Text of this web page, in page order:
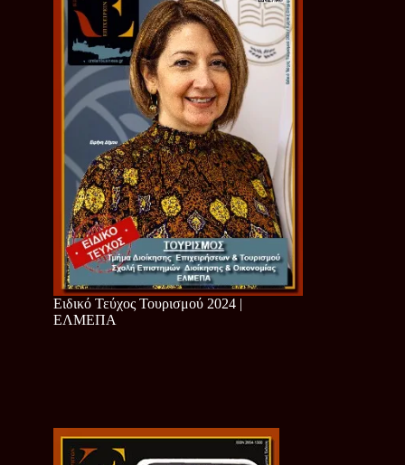
Ειδικό Τεύχος Τουρισμού 2024 |
ΕΛΜΕΠΑ